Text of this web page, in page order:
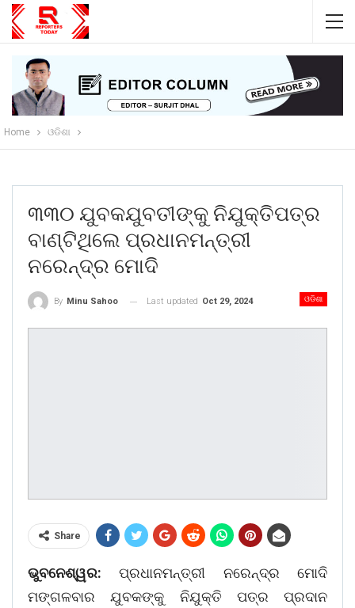
Home ଓଡିଶା
୩୩୦ ଯୁବକଯୁବତୀଙ୍କୁ ନିଯୁକ୍ତିପତ୍ର
ବାଣ୍ଟିଥିଲେ ପ୍ରଧାନମନ୍ତ୍ରୀ
ନରେନ୍ଦ୍ର ମୋଦି
ଓଡିଶା
By Minu Sahoo Last updated Oct 29, 2024
Share
ଭୁବନେଶ୍ୱର:ପ୍ରଧାନମନ୍ତ୍ରୀ ନରେନ୍ଦ୍ର ମୋଦି
ମଙ୍ଗଳବାର ଯୁବକଙ୍କୁ ନିଯୁକ୍ତି ପତ୍ର ପ୍ରଦାନ